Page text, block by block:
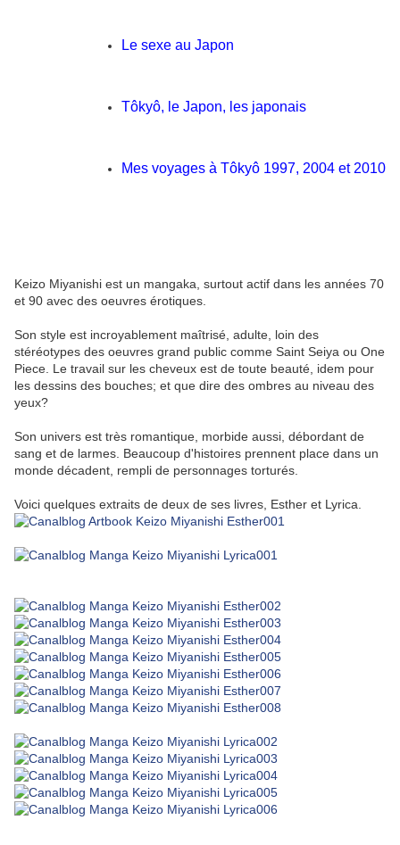
Le sexe au Japon
Tôkyô, le Japon, les japonais
Mes voyages à Tôkyô 1997, 2004 et 2010
Keizo Miyanishi est un mangaka, surtout actif dans les années 70
et 90 avec des oeuvres érotiques.
Son style est incroyablement maîtrisé, adulte, loin des
stéréotypes des oeuvres grand public comme Saint Seiya ou One
Piece. Le travail sur les cheveux est de toute beauté, idem pour
les dessins des bouches; et que dire des ombres au niveau des
yeux?
Son univers est très romantique, morbide aussi, débordant de
sang et de larmes. Beaucoup d'histoires prennent place dans un
monde décadent, rempli de personnages torturés.
Voici quelques extraits de deux de ses livres, Esther et Lyrica.